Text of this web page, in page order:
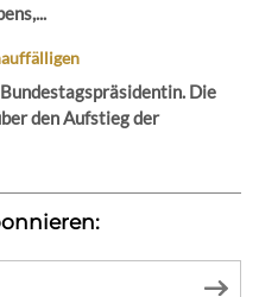
Die
den Aufstieg der